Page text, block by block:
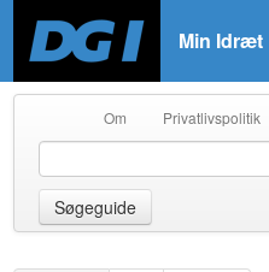
Min Idræt
Om Privatlivspolitik
Søgeguide